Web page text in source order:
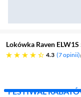
Lokówka Raven
4.3
4.3 gwiazdek 7 opinii
FESTIWAL